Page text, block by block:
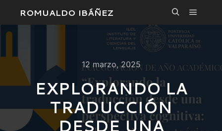
ROMUALDO IBÁÑEZ
12 marzo, 2025
EXPLORANDO LA
TRADUCCIÓN
DESDE UNA